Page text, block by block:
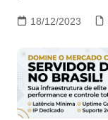
18/12/2023